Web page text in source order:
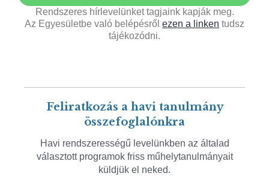
Rendszeres hírlevelünket tagjaink kapják meg.
Az Egyesületbe való belépésről ezen a linken tudsz
tájékozódni.
Feliratkozás a havi tanulmány
összefoglalónkra
Havi rendszerességű levelünkben az általad
választott programok friss műhelytanulmányait
küldjük el neked.